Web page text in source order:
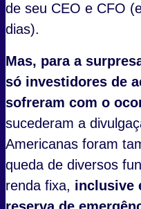
de seu CEO e CFO
dias).
Mas, para a
só investidores de
sofreram com o
sucederam a
Americanas foram
queda de diversos
renda fixa, inclusive